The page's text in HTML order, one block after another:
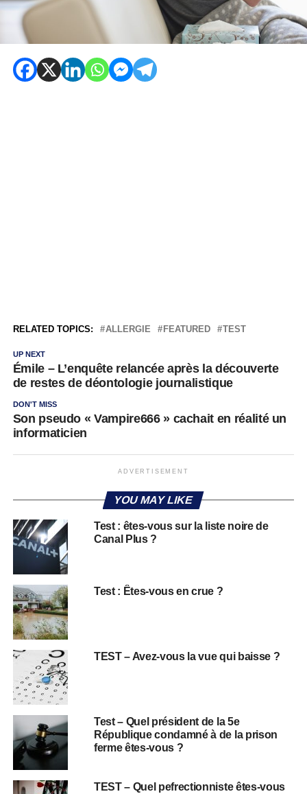
RELATED TOPICS: ALLERGIE FEATURED TEST
UP NEXT
Émile – L’enquête relancée après la découverte
de restes de déontologie journalistique
DON'T MISS
Son pseudo « Vampire666 » cachait en réalité un
informaticien
ADVERTISEMENT
YOU MAY LIKE
Test : êtes-vous sur la liste noire de
Canal Plus ?
Test : Êtes-vous en crue ?
TEST – Avez-vous la vue qui baisse ?
Test – Quel président de la 5e
République condamné à de la prison
ferme êtes-vous ?
TEST – Quel pefrectionniste êtes-vous